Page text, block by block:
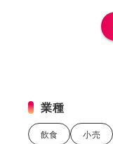
業種
飲食 小売